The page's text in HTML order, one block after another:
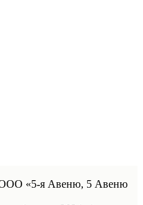
ООО «5-я Авеню, 5 Авеню